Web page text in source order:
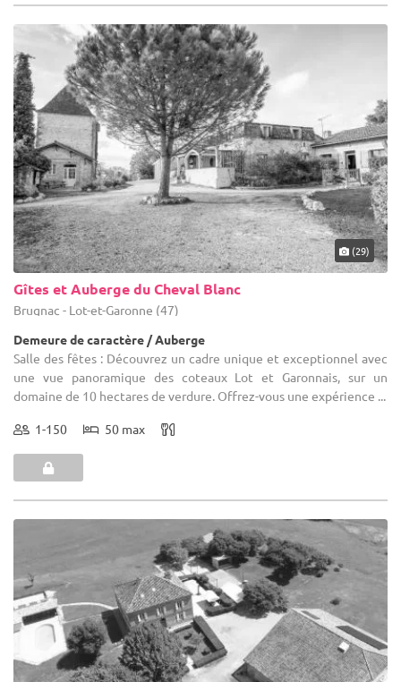
(29)
Gîtes et Auberge du Cheval Blanc
Brugnac - Lot-et-Garonne (47)
Demeure de caractère / Auberge
Salle des fêtes : Découvrez un cadre unique et exceptionnel avec
une vue panoramique des coteaux Lot et Garonnais, sur un
domaine de 10 hectares de verdure. Offrez-vous une expérience ...
1-150 50 max